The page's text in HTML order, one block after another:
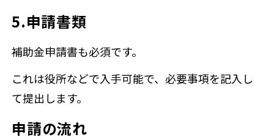
5.申請書類
補助金申請書も必須です。
これは役所などで入手可能で、必要事項を記入し
て提出します。
申請の流れ